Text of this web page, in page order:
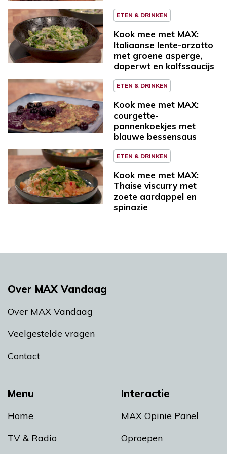
ETEN & DRINKEN
Kook mee met MAX:
Italiaanse lente-orzotto
met groene asperge,
doperwt en kalfssaucijs
ETEN & DRINKEN
Kook mee met MAX:
courgette-
pannenkoekjes met
blauwe bessensaus
ETEN & DRINKEN
Kook mee met MAX:
Thaise viscurry met
zoete aardappel en
spinazie
Menu
Home
TV & Radio
Interactie
MAX Opinie Panel
Oproepen
Over MAX Vandaag
Over MAX Vandaag
Veelgestelde vragen
Contact